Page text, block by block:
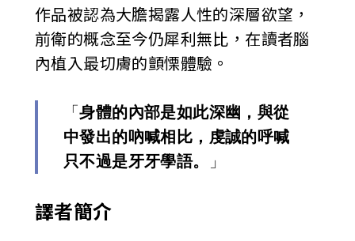
作品被認為大膽揭露人性的深層欲望，
前衛的概念至今仍犀利無比，在讀者腦
內植入最切膚的顫慄體驗。
「身體的內部是如此深幽，與從
中發出的吶喊相比，虔誠的呼喊
只不過是牙牙學語。
」
譯者簡介